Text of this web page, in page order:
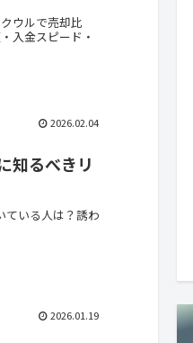
ウルで売却比
入金スピード・
2026.02.04
知るべきリ
ている人は？誘わ
2026.01.19